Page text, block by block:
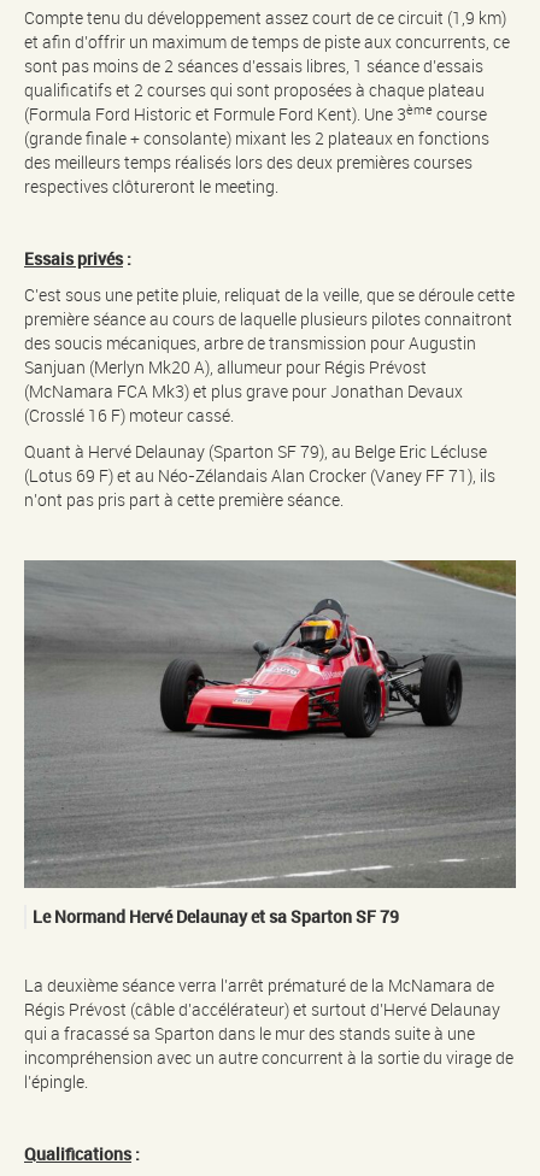
Compte tenu du développement assez court de ce circuit (1,9 km)
et afin d’offrir un maximum de temps de piste aux concurrents, ce
sont pas moins de 2 séances d’essais libres, 1 séance d’essais
qualificatifs et 2 courses qui sont proposées à chaque plateau
(Formula Ford Historic et Formule Ford Kent). Une 3ème course
(grande finale + consolante) mixant les 2 plateaux en fonctions
des meilleurs temps réalisés lors des deux premières courses
respectives clôtureront le meeting.
Essais privés:
C’est sous une petite pluie, reliquat de la veille, que se déroule cette
première séance au cours de laquelle plusieurs pilotes connaitront
des soucis mécaniques, arbre de transmission pour Augustin
Sanjuan (Merlyn Mk20 A), allumeur pour Régis Prévost
(McNamara FCA Mk3) et plus grave pour Jonathan Devaux
(Crosslé 16 F) moteur cassé.
Quant à Hervé Delaunay (Sparton SF 79), au Belge Eric Lécluse
(Lotus 69 F) et au Néo-Zélandais Alan Crocker (Vaney FF 71), ils
n’ont pas pris part à cette première séance.
Le Normand Hervé Delaunay et sa Sparton SF 79
La deuxième séance verra l’arrêt prématuré de la McNamara de
Régis Prévost (câble d’accélérateur) et surtout d’Hervé Delaunay
qui a fracassé sa Sparton dans le mur des stands suite à une
incompréhension avec un autre concurrent à la sortie du virage de
l’épingle.
Qualifications: